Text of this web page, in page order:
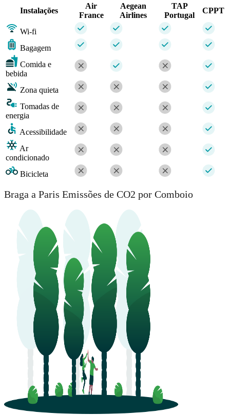
Instalações
Air
France
Aegean
Airlines
TAP
Portugal
CPPT
Wi-fi
Bagagem
Comida e
bebida
Zona quieta
Tomadas de
energia
Acessibilidade
Ar
condicionado
Bicicleta
Braga a Paris Emissões de CO2 por Comboio